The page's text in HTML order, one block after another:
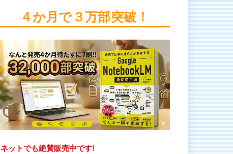
４か月で３万部突破！
ネットでも絶賛販売中です!